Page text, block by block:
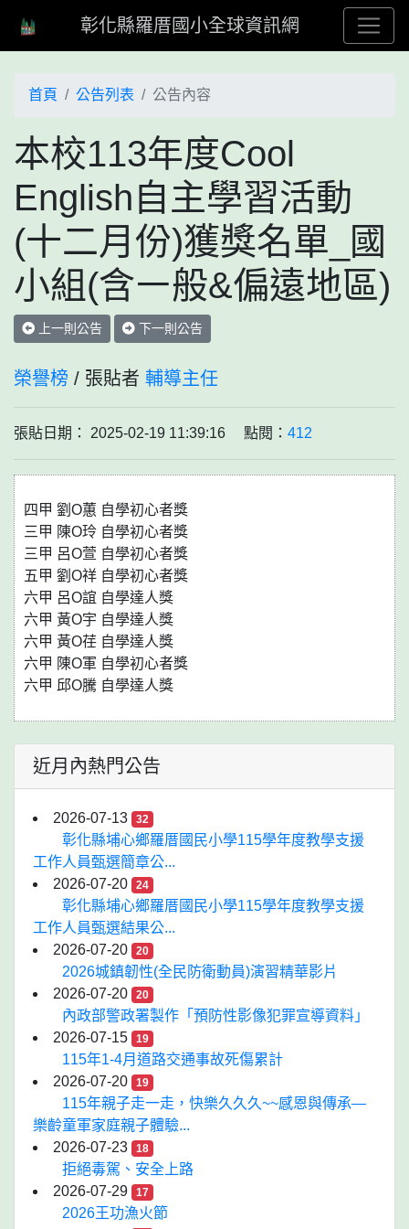
彰化縣羅厝國小全球資訊網
首頁 公告列表 公告內容
本校113年度Cool
English自主學習活動
(十二月份)獲獎名單_國
小組(含㇐般&偏遠地區)
上一則公告 下一則公告
榮譽榜 / 張貼者 輔導主任
張貼日期： 2025-02-19 11:39:16 點閱： 412
四甲 劉O蕙 自學初心者獎
三甲 陳O玲 自學初心者獎
三甲 呂O萱 自學初心者獎
五甲 劉O祥 自學初心者獎
六甲 呂O誼 自學達人獎
六甲 黃O宇 自學達人獎
六甲 黃O荏 自學達人獎
六甲 陳O軍 自學初心者獎
六甲 邱O騰 自學達人獎
近月內熱門公告
2026-07-13 32
彰化縣埔心鄉羅厝國民小學115學年度教學支援
工作人員甄選簡章公...
2026-07-20
24
彰化縣埔心鄉羅厝國民小學115學年度教學支援
工作人員甄選結果公...
2026-07-20
20
2026城鎮韌性(全民防衛動員)演習精華影片
2026-07-20
20
內政部警政署製作「預防性影像犯罪宣導資料」
2026-07-15
19
115年1-4月道路交通事故死傷累計
2026-07-20
19
115年親子走一走，快樂久久久~~感恩與傳承—
樂齡童軍家庭親子體驗...
2026-07-23
18
拒絕毒駕、安全上路
2026-07-29
17
2026王功漁火節